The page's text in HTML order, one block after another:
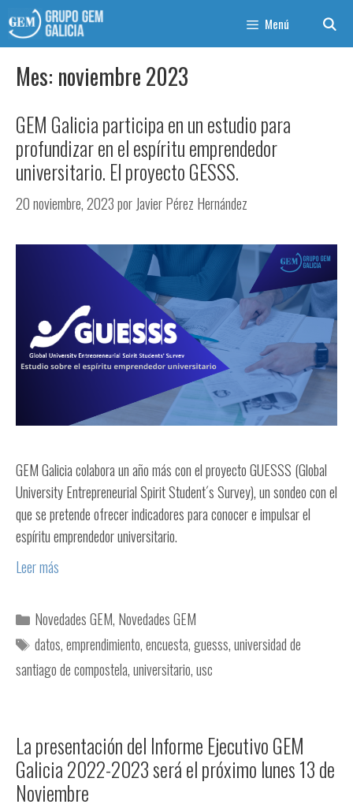
Menú
Mes: noviembre 2023
GEM Galicia participa en un estudio para
profundizar en el espíritu emprendedor
universitario. El proyecto GESSS.
20 noviembre, 2023por Javier Pérez Hernández
GEM Galicia colabora un año más con el proyecto GUESSS (Global
University Entrepreneurial Spirit Student´s Survey), un sondeo con el
que se pretende ofrecer indicadores para conocer e impulsar el
espíritu emprendedor universitario.
Leer más
Novedades GEM, Novedades GEM
datos,emprendimiento,encuesta,guesss,universidad de
santiago de compostela,universitario,usc
La presentación del Informe Ejecutivo GEM
Galicia 2022-2023 será el próximo lunes 13 de
Noviembre